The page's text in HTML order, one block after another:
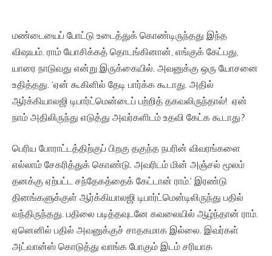
மண்டையைப் போட்டு உடைத்துக் கொண்டிருந்தது இந்த
விஷயம். ராம் யோசிக்கத் தொடங்கினான், எங்குக் கேட்பது,
யாரை நாடுவது என்று இருக்கையில். அவனுக்கு ஒரு யோசனை
உதித்தது. ‘ஏன் கூகிளில் தேடி பார்க்க கூடாது. அதில்
ஆர்க்கியாலஜி டிபார்ட்மென்டைப் பற்றித் தகவலிருந்தால்! ஏன்
நாம் அதிலிருந்து எடுத்து அவர்களிடம் உதவி கேட்க கூடாது?
பெரிய போராட்டத்திற்குப் பிறகு தகுந்த நபரின் விவரங்களை
எல்லாம் சேகரித்துக் கொண்டு. அவரிடம் மின் அஞ்சல் மூலம்
தனக்கு ஏற்பட்ட சந்தேகத்தைக் கேட்டான் ராம்.’ இரண்டு
தினங்களுக்குள் ஆர்க்கியாலஜி டிபார்ட்மென்டிலிருந்து பதில்
வந்திருந்தது. பதிலை படித்தவுடனே கவலையில் ஆழ்ந்தான் ராம்.
ஏனெனில் பதில் அவனுக்குச் சாதகமாக இல்லை. இவர்கள்
அட்வான்ஸ் கொடுத்து வாங்க போகும் இடம் சரியாக